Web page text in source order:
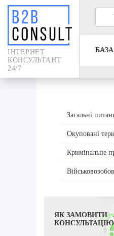
IНТЕРНЕТ
КОНСУЛЬТАНТ
24/7
Загальні
Окуповані
Кримінальне
ЯК ЗАМОВИТИ